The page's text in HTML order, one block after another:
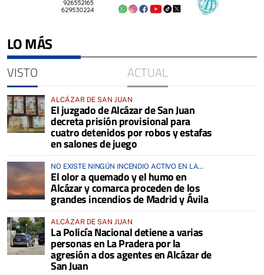
LO MÁS
VISTO ACTUAL
ALCÁZAR DE SAN JUAN
El juzgado de Alcázar de San Juan
decreta prisión provisional para
cuatro detenidos por robos y estafas
en salones de juego
NO EXISTE NINGÚN INCENDIO ACTIVO EN LA
COMARCA
El olor a quemado y el humo en
Alcázar y comarca proceden de los
grandes incendios de Madrid y Ávila
ALCÁZAR DE SAN JUAN
La Policía Nacional detiene a varias
personas en La Pradera por la
agresión a dos agentes en Alcázar de
San Juan